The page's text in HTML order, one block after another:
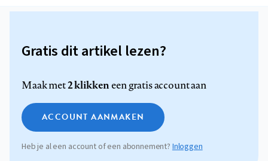
Gratis dit artikel lezen?
Maak met2 klikkeneen gratis account aan
ACCOUNT AANMAKEN
Heb je al een account of een abonnement? Inloggen